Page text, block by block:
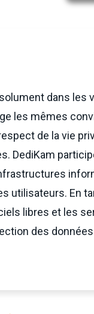
dans
les mêmes
de la vie
DediKam
utilisateurs. En
libres et les
des